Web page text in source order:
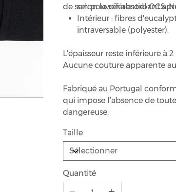
de son pouvoir absorbant
selon le référentiel OCS.
Intérieur : fibres
intraversable (polyester).
L'épaisseur reste inférieure à
Aucune couture apparente au
Fabriqué au Portugal
qui impose l’absence de
dangereuse.
Taille
Quantité